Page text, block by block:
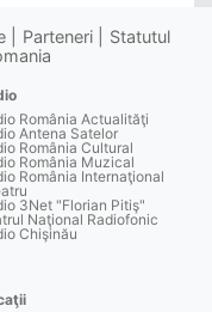
Parteneri
Statutul
România Actualităţi
Antena Satelor
România Cultural
România Muzical
România Internaţional
3Net "Florian Pitiş"
Naţional Radiofonic
Chişinău